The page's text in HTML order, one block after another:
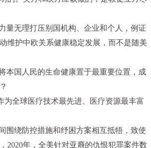
量无理打压别国机构、企业和个人，例证
维护中欧关系健康稳定发展，而不是随美
本国人民的生命健康置于最重要位置，成
为全球医疗技术最先进、医疗资源最丰富
围绕防控措施和纾困方案相互抵牾，致使
2020年，全美针对亚裔的仇恨犯罪案件数